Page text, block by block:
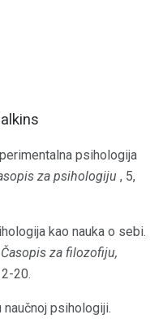
psihologija
za psihologiju , 5,
kao nauka o sebi.
Časopis za filozofiju,
20.
naučnoj psihologiji.